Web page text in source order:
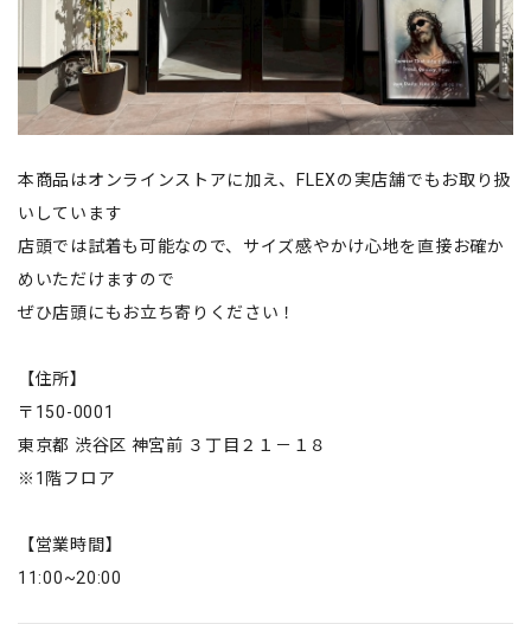
本商品はオンラインストアに加え、FLEXの実店舗でもお取り扱
いしています
店頭では試着も可能なので、サイズ感やかけ心地を直接お確か
めいただけますので
ぜひ店頭にもお立ち寄りください！
【住所】
〒150-0001
東京都 渋谷区 神宮前 ３丁目２１－１８
※1階フロア
【営業時間】
11:00~20:00